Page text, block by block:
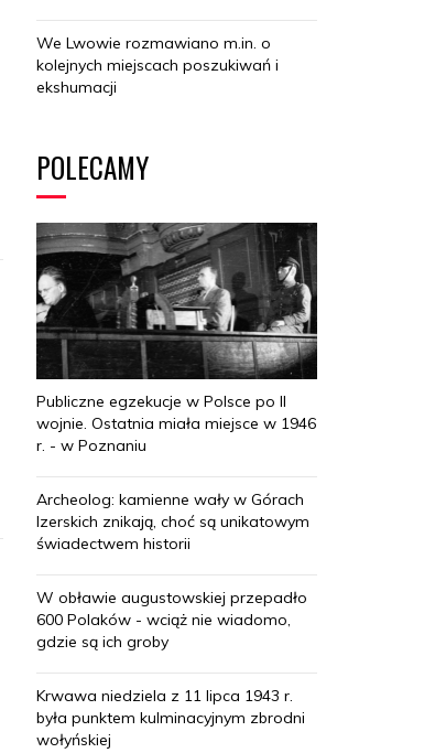
We Lwowie rozmawiano m.in. o
kolejnych miejscach poszukiwań i
ekshumacji
POLECAMY
Publiczne egzekucje w Polsce po II
wojnie. Ostatnia miała miejsce w 1946
r. - w Poznaniu
Archeolog: kamienne wały w Górach
Izerskich znikają, choć są unikatowym
świadectwem historii
W obławie augustowskiej przepadło
600 Polaków - wciąż nie wiadomo,
gdzie są ich groby
Krwawa niedziela z 11 lipca 1943 r.
była punktem kulminacyjnym zbrodni
wołyńskiej